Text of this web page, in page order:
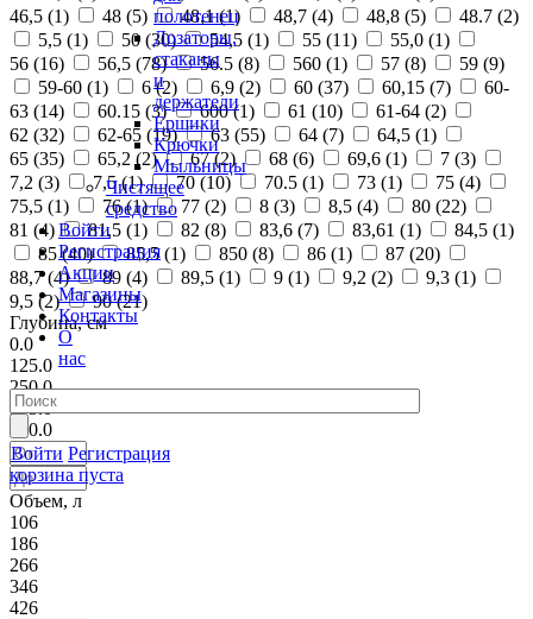
полотенец
Дозаторы,
стаканы
и
держатели
Ершики
Крючки
Мыльницы
Чистящее
средство
Войти
Регистрация
Акции
Магазины
Контакты
О
нас
Войти Регистрация
корзина пуста
46,5 (1) 48 (5) 48,1 (1) 48,7 (4) 48,8 (5) 48.7 (2)
5,5 (1) 50 (30) 54,5 (1) 55 (11) 55,0 (1)
56 (16) 56,5 (78) 56.5 (8) 560 (1) 57 (8) 59 (9)
59-60 (1) 6 (2) 6,9 (2) 60 (37) 60,15 (7)
60-
63 (14) 60.15 (3) 600 (1) 61 (10) 61-64 (2)
62 (32) 62-65 (19) 63 (55) 64 (7) 64,5 (1)
65 (35) 65,2 (2) 67 (2) 68 (6) 69,6 (1) 7 (3)
7,2 (3) 7,5 (1) 70 (10) 70.5 (1) 73 (1) 75 (4)
75,5 (1) 76 (1) 77 (2) 8 (3) 8,5 (4) 80 (22)
81 (4) 81,5 (1) 82 (8) 83,6 (7) 83,61 (1) 84,5 (1)
85 (40) 85,5 (1) 850 (8) 86 (1) 87 (20)
88,7 (4) 89 (4) 89,5 (1) 9 (1) 9,2 (2) 9,3 (1)
9,5 (2) 90 (21)
Глубина, см
0.0
125.0
250.0
375.0
500.0
Объем, л
106
186
266
346
426